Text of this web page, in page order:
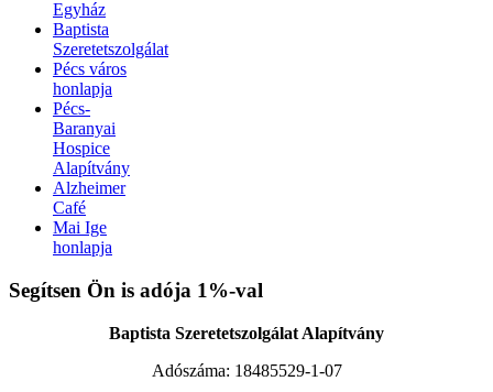
Egyház
Baptista
Szeretetszolgálat
Pécs város
honlapja
Pécs-
Baranyai
Hospice
Alapítvány
Alzheimer
Café
Mai Ige
honlapja
Xnxx افلام سكس عربي AV Subthai
XNXX ARAB
بنت محجبة سكس فيديو
Bf Sex
Segítsen Ön is adója 1%-val
Baptista Szeretetszolgálat Alapítvány
Adószáma: 18485529-1-07